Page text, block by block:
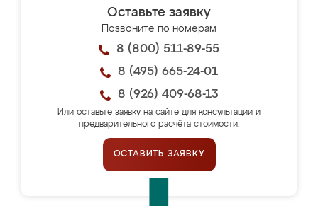
Оставьте заявку
Позвоните по номерам
8 (800) 511-89-55
8 (495) 665-24-01
8 (926) 409-68-13
Или оставьте заявку на сайте для консультации и
предварительного расчёта стоимости.
ОСТАВИТЬ ЗАЯВКУ